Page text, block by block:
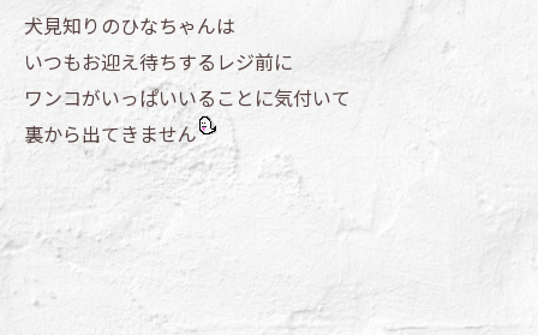
犬見知りのひなちゃんは
いつもお迎え待ちするレジ前に
ワンコがいっぱいいることに気付いて
裏から出てきません